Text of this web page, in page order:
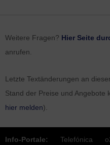
Weitere Fragen? Hier Seite
anrufen.
Letzte Textänderungen an
Stand der Preise und Angebote
hier melden).
Info-Portale: Telefónica